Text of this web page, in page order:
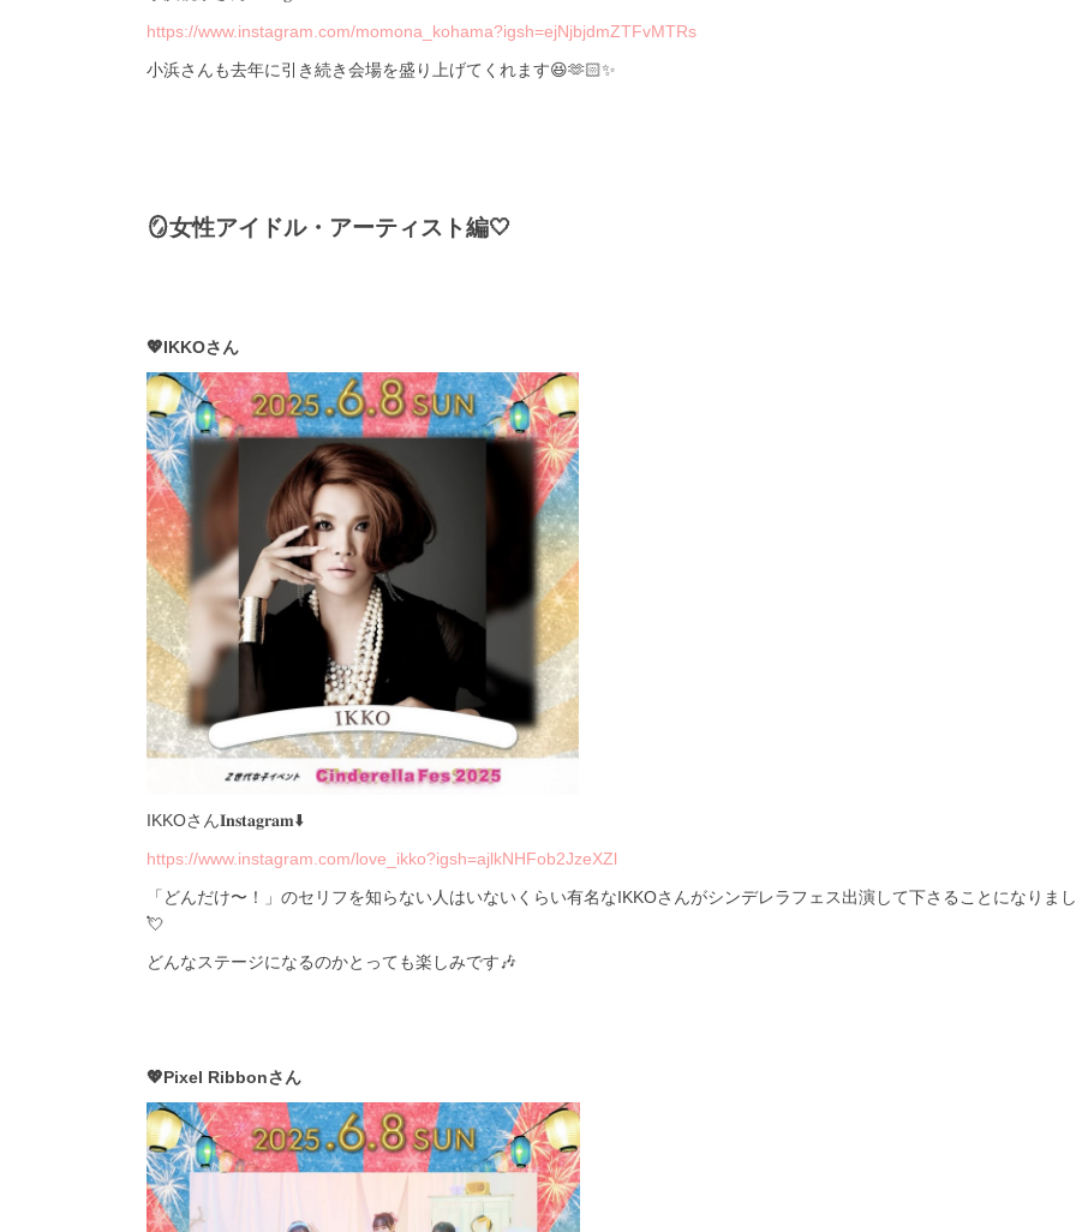
https://www.instagram.com/momona_kohama?igsh=ejNjbjdmZTFvMTRs
小浜さんも去年に引き続き会場を盛り上げてくれます😆🫶🏻✨
🪞女性アイドル・アーティスト編🤍
💖IKKOさん
IKKOさん𝐈𝐧𝐬𝐭𝐚𝐠𝐫𝐚𝐦⬇️
https://www.instagram.com/love_ikko?igsh=ajlkNHFob2JzeXZl
「どんだけ〜！」のセリフを知らない人はいないくらい有名なIKKOさんがシンデレラフェス出演して下さることになりま
💘
どんなステージになるのかとっても楽しみです🎶
💖Pixel Ribbonさん